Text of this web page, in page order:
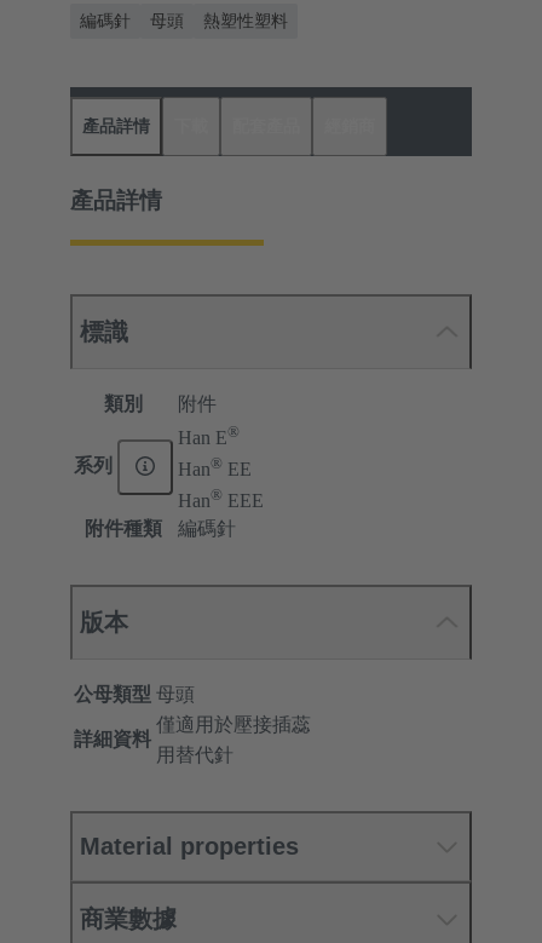
編碼針 母頭 熱塑性塑料
產品詳情
產品詳情
標識
類別 附件
系列
Han E®
Han® EE
Han® EEE
附件種類
編碼針
版本
公母類型 母頭
詳細資料
僅適用於壓接插蕊
用替代針
Material properties
商業數據